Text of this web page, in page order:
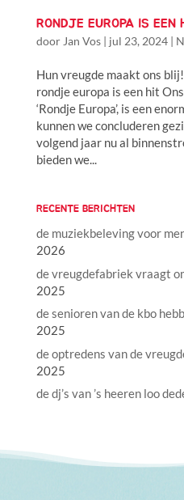
RONDJE EUROPA IS EEN
door Jan Vos| jul 23, 2024|
Hun vreugde maakt ons
rondje europa is een hit
‘Rondje Europa’, is een
kunnen we concluderen
volgend jaar nu al
bieden we...
RECENTE BERICHTEN
de muziekbeleving voor
2026
de vreugdefabriek vraagt
2025
de senioren van de kbo
2025
de optredens van de
2025
de dj’s van ’s heeren loo